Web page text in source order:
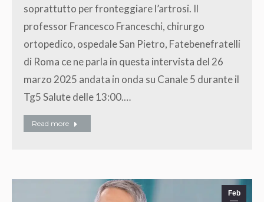
soprattutto per fronteggiare l’artrosi. Il
professor Francesco Franceschi, chirurgo
ortopedico, ospedale San Pietro, Fatebenefratelli
di Roma ce ne parla in questa intervista del 26
marzo 2025 andata in onda su Canale 5 durante il
Tg5 Salute delle 13:00.…
Read more
Feb